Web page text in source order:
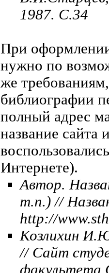
1987. С.34
При
нужно по
же
библиографии
полный адрес
название сайта
Интернете).
Автор.
т.п.) //
http://
Козлихин
// Сайт